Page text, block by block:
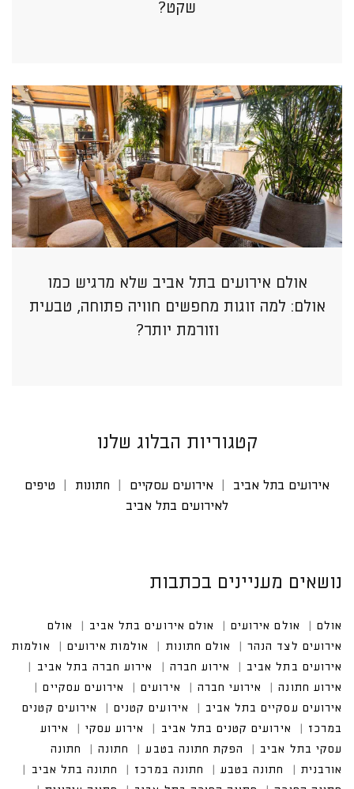
שקט?
אולם אירועים בתל אביב שלא מרגיש כמו
אולם: למה זוגות מחפשים חוויה פתוחה, טבעית
וזורמת יותר?
קטגוריות הבלוג שלנו
אירועים בתל אביב אירועים עסקיים חתונות
טיפים
לאירועים בתל אביב
נושאים מעניינים בכתבות
אולם אולם אירועים אולם אירועים בתל אביב
אולם אי
רועים לצד הנהר
אולם חתונות אולמות אירועים
אולמות אירוע
ים בתל אביב
אירוע חברה
אירוע חברה בתל אביב
אירוע חתונה
אירועי חברה
אירועים עסקיים
אירועים עסקיים בתל אביב
אירועים קטנים במרכז
אירועים קטנים בתל אביב
אירוע עסקי בתל אביב